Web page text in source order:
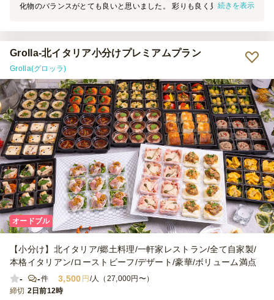
化物のバランスがとても良いと思いました。 彩りも良く見栄えがす
続きを表示
Grolla‐北イタリア小分けプレミアムプラン
Grolla(グロッラ)
オードブル
【小分け】北イタリア/郷土料理/一軒家レストラン/全て自家製/
本格イタリアン/ローストビーフ/デザート/豪華/ボリューム満点
-
-件 3,500 円/人（27,000円〜）
締切 2日前12時